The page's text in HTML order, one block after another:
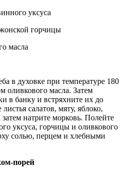
уксуса
горчицы
масла
в духовке при температуре 180
оливкового масла. Затем
в банку и встряхните их до
салатов, мяту, яблоко,
натрите морковь. Полейте
уксуса, горчицы и оливкового
солью, перцем и хлебными
порей